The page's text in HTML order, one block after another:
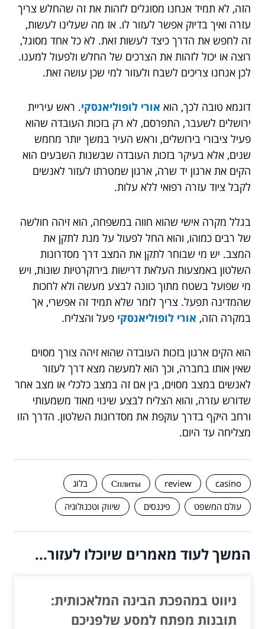
הזה, לא תמיד אנחנו מסוגלים לזהות את זה שהחלש צריך
עזרה ואיך בדיוק אפשר לעזור לו. אז מה שעלינו לעשות,
זה לחפש את הדרך כיצד לעשות זאת. לא כל אחד מסוגל,
רוצה או יכול לזהות את הצרכים של החלש ולפעול למענו.
לכן אנחנו צריכים לשבח ולעזור למי שכן עושה זאת.
דוגמא טובה לכך, הוא אורי לופוליאנסקי. ראש עיריית
ירושלים לשעבר, התפרסם, לא רק בזכות העובדה שהוא
פעיל ציבורי בירושלים, וראש העיר במשך יותר מחמש
שנים, אלא בעיקר בזכות העובדה שבשנות השבעים הוא
הקים את ארגון יד שרה, ארגון שמטרתו לעזור לאנשים
לקבל ציוד עזרה רפואי ללא עלות.
בגלל מקרה אישי שהוא חווה במשפחה, הוא זיהה חולשה
של רבים כמוהו, והוא החל לפעול על מנת לתקן את
המצב. יש מי שבוחר לתקן את המצב דרך מסדרונות
השלטון באמצעות העלאת דרישות בירוקרטיות שונות, ויש
מי שפועל בשטח מתוך כוונה לבצע מעשה ולא לחכות
שהמדינה תפעל. צריך לומר שלא תמיד זה אפשרי, אך
במקרה הזה, אורי לופוליאנסקי פעל והצליח.
הוא הקים ארגון בזכות העובדה שהוא זיהה צורך מסוים
שאין אותו בחברה, וכך הוא למעשה מצא דרך לעזור
לאנשים במצב מסוים, בין אם זה במצב כלכלי או מצב אחר
שדורש עזרה, והוא הצליח לבצע שינוי מאוד משמעותי
ורחב היקף בדרך עוקפת את מסדרונות השלטון. הדרך הזו
מצליחה עד היום.
casino
review
Сплиты
בלוג
עולם המשפט
פיננסים שיווק וטכנולוגיה
המשך לעוד מאמרים שיוכלו לעזור...
ניווט במהפכת הבינה המלאכותית:
תובנות מפתח למסע שלפניכם